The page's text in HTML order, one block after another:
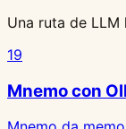
Una ruta de LLM
19
Mnemo con